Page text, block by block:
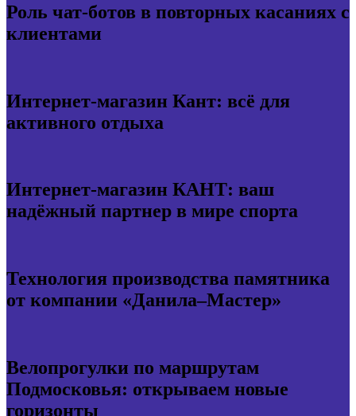
Роль чат-ботов в повторных касаниях с
клиентами
Интернет-магазин Кант: всё для
активного отдыха
Интернет-магазин КАНТ: ваш
надёжный партнер в мире спорта
Технология производства памятника
от компании «Данила–Мастер»
Велопрогулки по маршрутам
Подмосковья: открываем новые
горизонты